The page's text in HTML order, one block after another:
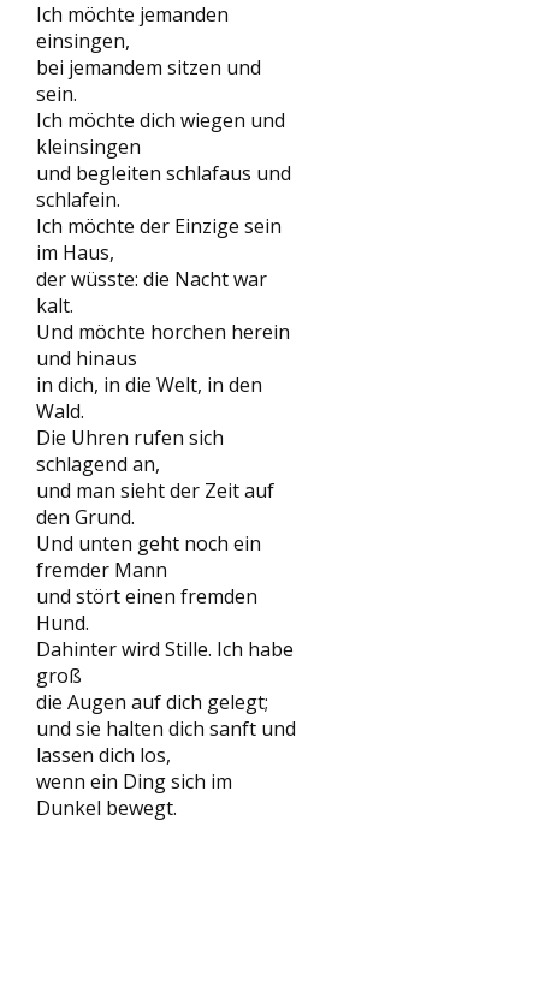
Ich möchte jemanden
einsingen,
bei jemandem sitzen und
sein.
Ich möchte dich wiegen und
kleinsingen
und begleiten schlafaus und
schlafein.
Ich möchte der Einzige sein
im Haus,
der wüsste: die Nacht war
kalt.
Und möchte horchen herein
und hinaus
in dich, in die Welt, in den
Wald.
Die Uhren rufen sich
schlagend an,
und man sieht der Zeit auf
den Grund.
Und unten geht noch ein
fremder Mann
und stört einen fremden
Hund.
Dahinter wird Stille. Ich habe
groß
die Augen auf dich gelegt;
und sie halten dich sanft und
lassen dich los,
wenn ein Ding sich im
Dunkel bewegt.